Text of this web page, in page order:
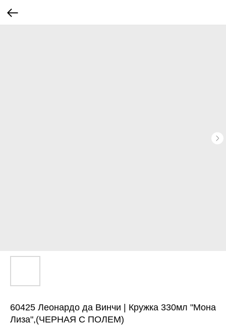
60425 Леонардо да Винчи | Кружка 330мл "Мона
Лиза",(ЧЕРНАЯ С ПОЛЕМ)